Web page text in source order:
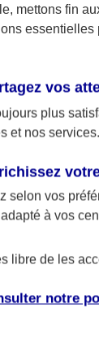
/
mettons fin
essentielles
vos
plus
et nos services.
selon vos
à vos
libre de les
notre